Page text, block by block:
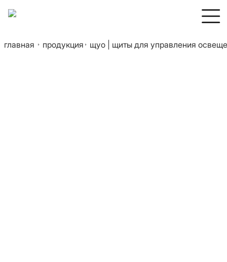
главная продукция щуо | щиты для управления